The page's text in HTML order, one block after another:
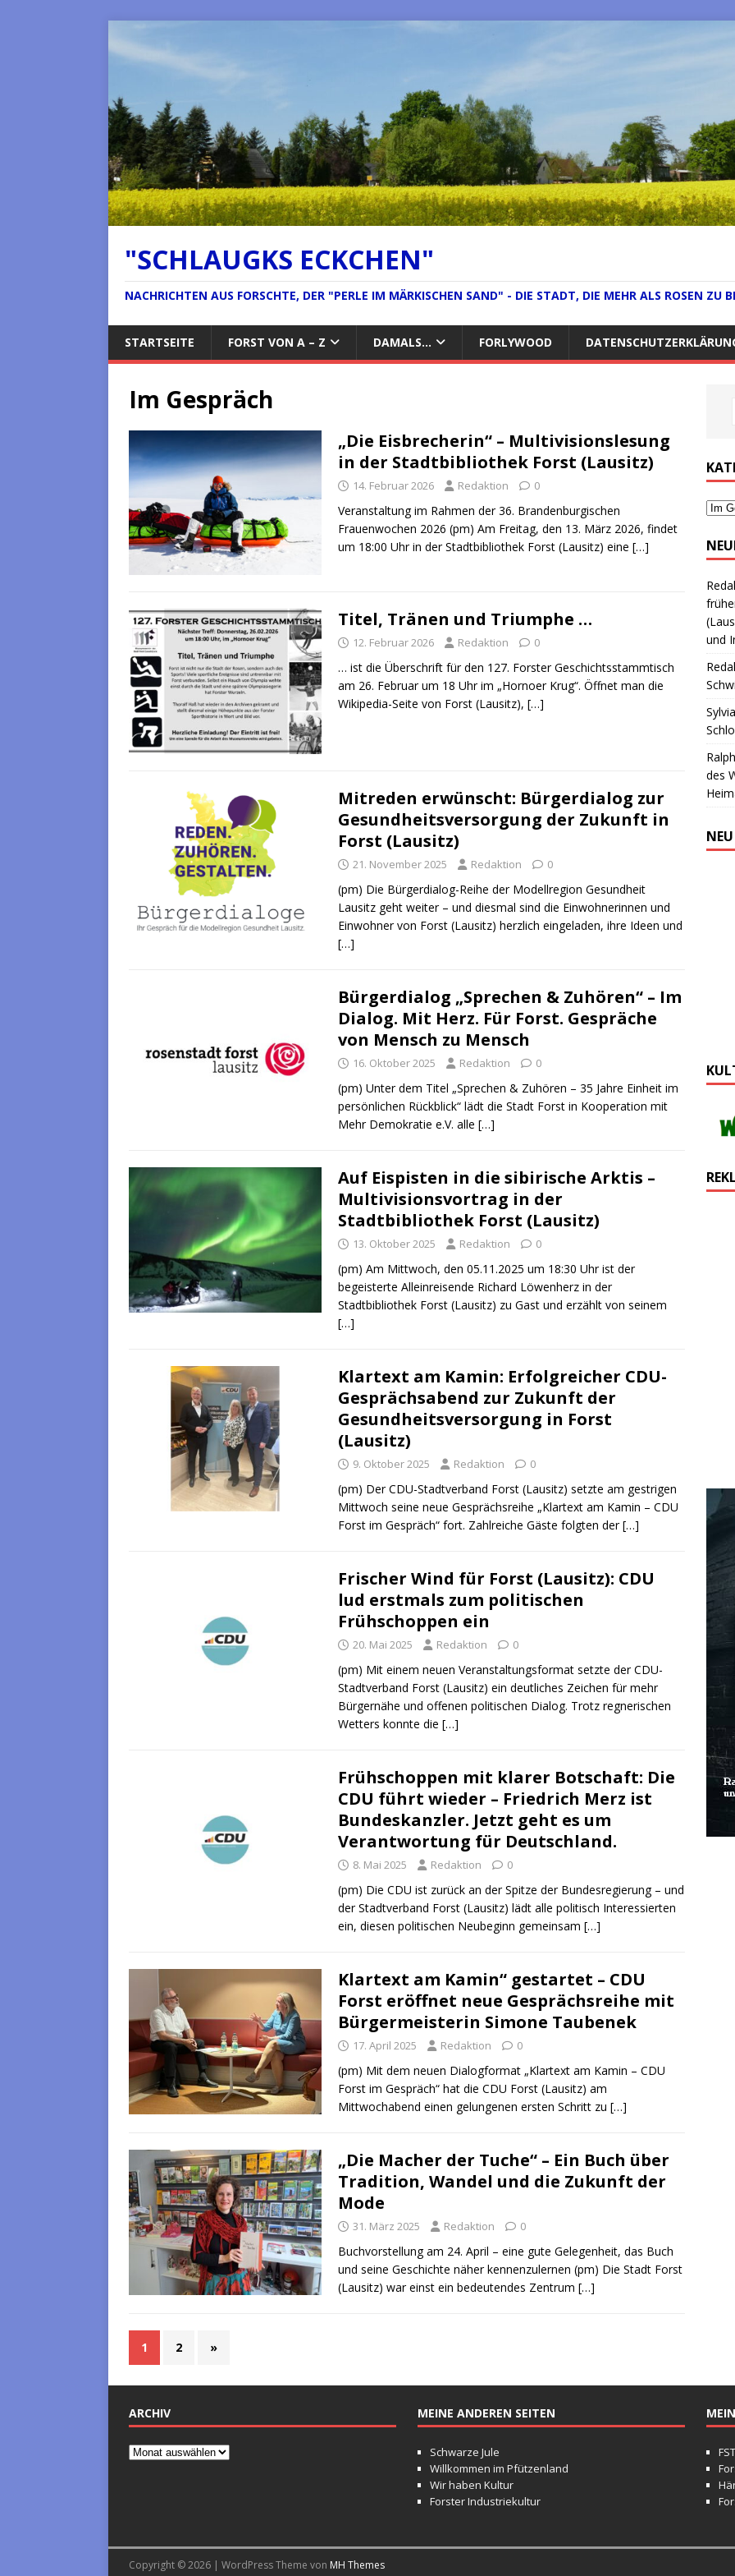
"SCHLAUGKS ECKCHEN"
NACHRICHTEN AUS FORSCHTE, DER "PERLE IM MÄRKISCHEN SAND" - DIE STADT, DIE MEHR ALS ROSEN ZU
STARTSEITE FORST VON A – Z DAMALS… FORLYWOOD
Im Gespräch
„Die Eisbrecherin“ – Multivisionslesung
in der Stadtbibliothek Forst (Lausitz)
14. Februar 2026 Redaktion 0
Veranstaltung im Rahmen der 36. Brandenburgischen
Frauenwochen 2026 (pm) Am Freitag, den 13. März 2026, findet
um 18:00 Uhr in der Stadtbibliothek Forst (Lausitz) eine […]
Titel, Tränen und Triumphe …
12. Februar 2026 Redaktion 0
… ist die Überschrift für den 127. Forster Geschichtsstammtisch
am 26. Februar um 18 Uhr im „Hornoer Krug“. Öffnet man die
Wikipedia-Seite von Forst (Lausitz), […]
Mitreden erwünscht: Bürgerdialog zur
Gesundheitsversorgung der Zukunft in
Forst (Lausitz)
21. November 2025 Redaktion 0
(pm) Die Bürgerdialog-Reihe der Modellregion Gesundheit
Lausitz geht weiter – und diesmal sind die Einwohnerinnen und
Einwohner von Forst (Lausitz) herzlich eingeladen, ihre Ideen und
[…]
Bürgerdialog „Sprechen & Zuhören“ – Im
Dialog. Mit Herz. Für Forst. Gespräche
von Mensch zu Mensch
16. Oktober 2025 Redaktion 0
(pm) Unter dem Titel „Sprechen & Zuhören – 35 Jahre Einheit im
persönlichen Rückblick“ lädt die Stadt Forst in Kooperation mit
Mehr Demokratie e.V. alle […]
Auf Eispisten in die sibirische Arktis –
Multivisionsvortrag in der
Stadtbibliothek Forst (Lausitz)
13. Oktober 2025 Redaktion 0
(pm) Am Mittwoch, den 05.11.2025 um 18:30 Uhr ist der
begeisterte Alleinreisende Richard Löwenherz in der
Stadtbibliothek Forst (Lausitz) zu Gast und erzählt von seinem
[…]
Klartext am Kamin: Erfolgreicher CDU-
Gesprächsabend zur Zukunft der
Gesundheitsversorgung in Forst
(Lausitz)
9. Oktober 2025 Redaktion 0
(pm) Der CDU-Stadtverband Forst (Lausitz) setzte am gestrigen
Mittwoch seine neue Gesprächsreihe „Klartext am Kamin – CDU
Forst im Gespräch“ fort. Zahlreiche Gäste folgten der[…]
Frischer Wind für Forst (Lausitz): CDU
lud erstmals zum politischen
Frühschoppen ein
20. Mai 2025 Redaktion 0
(pm) Mit einem neuen Veranstaltungsformat setzte der CDU-
Stadtverband Forst (Lausitz) ein deutliches Zeichen für mehr
Bürgernähe und offenen politischen Dialog. Trotz regnerischen
Wetters konnte die […]
Frühschoppen mit klarer Botschaft: Die
CDU führt wieder – Friedrich Merz ist
Bundeskanzler. Jetzt geht es um
Verantwortung für Deutschland.
8. Mai 2025 Redaktion 0
(pm) Die CDU ist zurück an der Spitze der Bundesregierung – und
der Stadtverband Forst (Lausitz) lädt alle politisch Interessierten
ein, diesen politischen Neubeginn gemeinsam […]
Klartext am Kamin“ gestartet – CDU
Forst eröffnet neue Gesprächsreihe mit
Bürgermeisterin Simone Taubenek
17. April 2025 Redaktion 0
(pm) Mit dem neuen Dialogformat „Klartext am Kamin – CDU
Forst im Gespräch“ hat die CDU Forst (Lausitz) am
Mittwochabend einen gelungenen ersten Schritt zu […]
„Die Macher der Tuche“ – Ein Buch über
Tradition, Wandel und die Zukunft der
Mode
31. März 2025 Redaktion 0
Buchvorstellung am 24. April – eine gute Gelegenheit, das Buch
und seine Geschichte näher kennenzulernen (pm) Die Stadt Forst
(Lausitz) war einst ein bedeutendes Zentrum […]
1 2 »
und
Sylvia
des
ARCHIV MEINE ANDEREN SEITEN
Schwarze Jule
Willkommen im Pfützenland
Wir haben Kultur
Forster Industriekultur
Copyright © 2026 | WordPress Theme von MH Themes